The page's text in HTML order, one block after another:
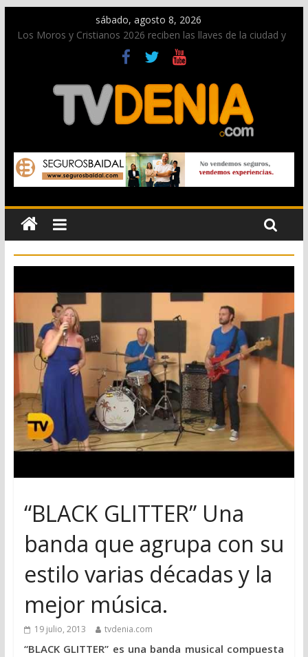
sábado, agosto 8, 2026
Los Moros y Cristianos 2026 reciben las llaves de la ciudad y
dan inicio a las fiestas en Dénia
El bando moro protagonista en la Segunda Entraeta Festera
Paco Adsuar dona al Arxiu de Dénia más de 50.000 imágenes
de la memoria visual de la ciudad
La Entraeta Festera llena de ambiente la calle Marqués de
Campo con la recepción a la Capitanía Cristiana
El XII Festival de Jazz de Dénia reunirá durante agosto a
figuras nacionales e internacionales en los Jardins de
Torrecremada
“BLACK GLITTER” Una
banda que agrupa con su
estilo varias décadas y la
mejor música.
19 julio, 2013 tvdenia.com
“BLACK GLITTER” es una banda musical compuesta